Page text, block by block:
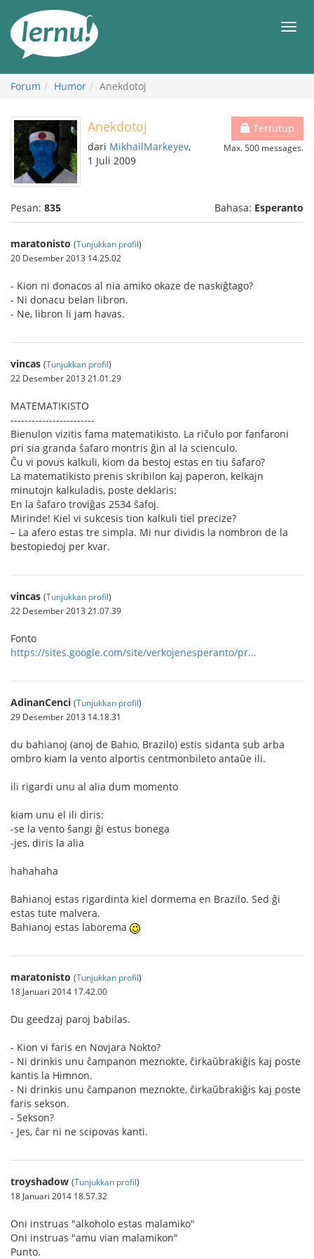
daftar
Forum Humor Anekdotoj
Tertutup
Max. 500 messages.
Anekdotoj
dari MikhailMarkeyev,
1 Juli 2009
Pesan: 835 Bahasa: Esperanto
maratonisto (Tunjukkan profil)
20 Desember 2013 14.25.02
- Kion ni donacos al nia amiko okaze de naskiĝtago?
- Ni donacu belan libron.
- Ne, libron li jam havas.
vincas (Tunjukkan profil)
22 Desember 2013 21.01.29
MATEMATIKISTO
------------------------
Bienulon vizitis fama matematikisto. La riĉulo por fanfaroni
pri sia granda ŝafaro montris ĝin al la scienculo.
Ĉu vi povus kalkuli, kiom da bestoj estas en tiu ŝafaro?
La matematikisto prenis skribilon kaj paperon, kelkajn
minutojn kalkuladis, poste deklaris:
En la ŝafaro troviĝas 2534 ŝafoj.
Mirinde! Kiel vi sukcesis tion kalkuli tiel precize?
– La afero estas tre simpla. Mi nur dividis la nombron de la
bestopiedoj per kvar.
vincas (Tunjukkan profil)
22 Desember 2013 21.07.39
Fonto
https://sites.google.com/site/verkojenesperanto/pr...
AdinanCenci (Tunjukkan profil)
29 Desember 2013 14.18.31
du bahianoj (anoj de Bahio, Brazilo) estis sidanta sub arba
ombro kiam la vento alportis centmonbileto antaŭe ili.
ili rigardi unu al alia dum momento
kiam unu el ili diris:
-se la vento ŝangi ĝi estus bonega
-jes, diris la alia
hahahaha
Bahianoj estas rigardinta kiel dormema en Brazilo. Sed ĝi
estas tute malvera.
Bahianoj estas laborema
maratonisto (Tunjukkan profil)
18 Januari 2014 17.42.00
Du geedzaj paroj babilas.
- Kion vi faris en Novjara Nokto?
- Ni drinkis unu ĉampanon meznokte, ĉirkaŭbrakiĝis kaj poste
kantis la Himnon.
- Ni drinkis unu ĉampanon meznokte, ĉirkaŭbrakiĝis kaj poste
faris sekson.
- Sekson?
- Jes, ĉar ni ne scipovas kanti.
troyshadow (Tunjukkan profil)
18 Januari 2014 18.57.32
Oni instruas "alkoholo estas malamiko"
Oni instruas "amu vian malamikon"
Punto.